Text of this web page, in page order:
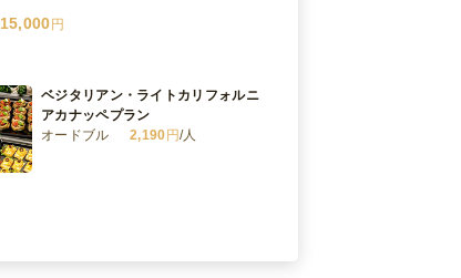
15,000円
ベジタリアン・ライトカリフォルニ
アカナッペプラン
オードブル
2,190 円/人